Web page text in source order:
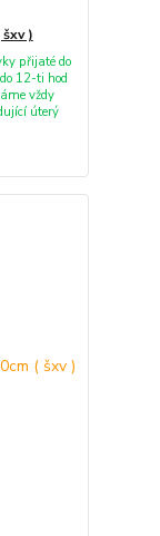
)
přijaté do
12-ti hod
vždy
úterý